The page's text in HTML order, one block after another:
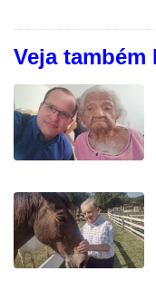
Veja também